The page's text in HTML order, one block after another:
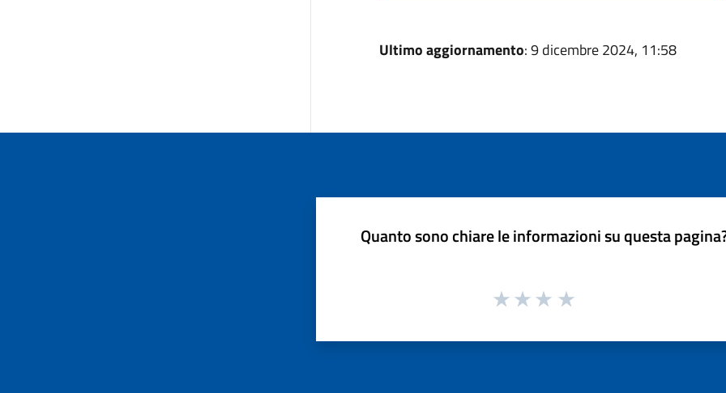
Ultimo aggiornamento: 9 dicembre 2024, 11:58
Quanto sono chiare le informazioni su questa